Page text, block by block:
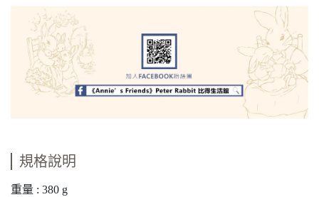
規格說明
重量 : 380 g